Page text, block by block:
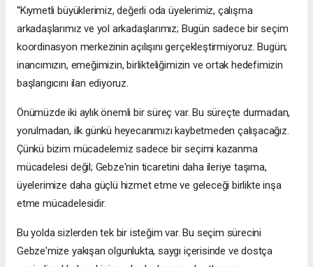
“Kıymetli büyüklerimiz, değerli oda üyelerimiz, çalışma
arkadaşlarımız ve yol arkadaşlarımız; Bugün sadece bir seçim
koordinasyon merkezinin açılışını gerçekleştirmiyoruz. Bugün;
inancımızın, emeğimizin, birlikteliğimizin ve ortak hedefimizin
başlangıcını ilan ediyoruz.
Önümüzde iki aylık önemli bir süreç var. Bu süreçte durmadan,
yorulmadan, ilk günkü heyecanımızı kaybetmeden çalışacağız.
Çünkü bizim mücadelemiz sadece bir seçimi kazanma
mücadelesi değil; Gebze'nin ticaretini daha ileriye taşıma,
üyelerimize daha güçlü hizmet etme ve geleceği birlikte inşa
etme mücadelesidir.
Bu yolda sizlerden tek bir isteğim var. Bu seçim sürecini
Gebze'mize yakışan olgunlukta, saygı içerisinde ve dostça